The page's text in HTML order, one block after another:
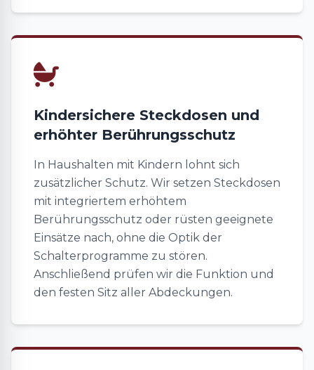
Kindersichere Steckdosen und
erhöhter Berührungsschutz
In Haushalten mit Kindern lohnt sich
zusätzlicher Schutz. Wir setzen Steckdosen
mit integriertem erhöhtem
Berührungsschutz oder rüsten geeignete
Einsätze nach, ohne die Optik der
Schalterprogramme zu stören.
Anschließend prüfen wir die Funktion und
den festen Sitz aller Abdeckungen.